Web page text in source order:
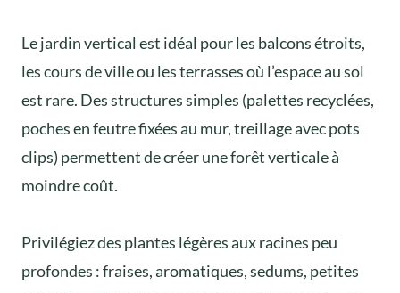
Le jardin vertical est idéal pour les balcons étroits,
les cours de ville ou les terrasses où l’espace au sol
est rare. Des structures simples (palettes recyclées,
poches en feutre fixées au mur, treillage avec pots
clips) permettent de créer une forêt verticale à
moindre coût.
Privilégiez des plantes légères aux racines peu
profondes : fraises, aromatiques, sedums, petites